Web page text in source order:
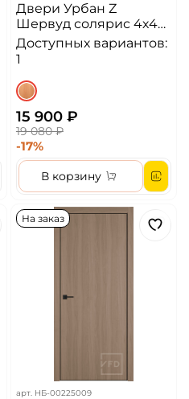
Двери Урбан Z
Шервуд солярис 4х4
ЧК Алюминиевая
кромка ДГ
Доступных вариантов:
1
15 900 ₽
19 080 ₽
-17%
В корзину
На заказ
арт. НБ-00225009